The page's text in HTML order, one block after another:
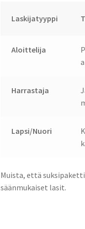
Laskijatyyppi
Aloittelija
Harrastaja
Lapsi/Nuori
Muista, että
säänmukaiset lasit.